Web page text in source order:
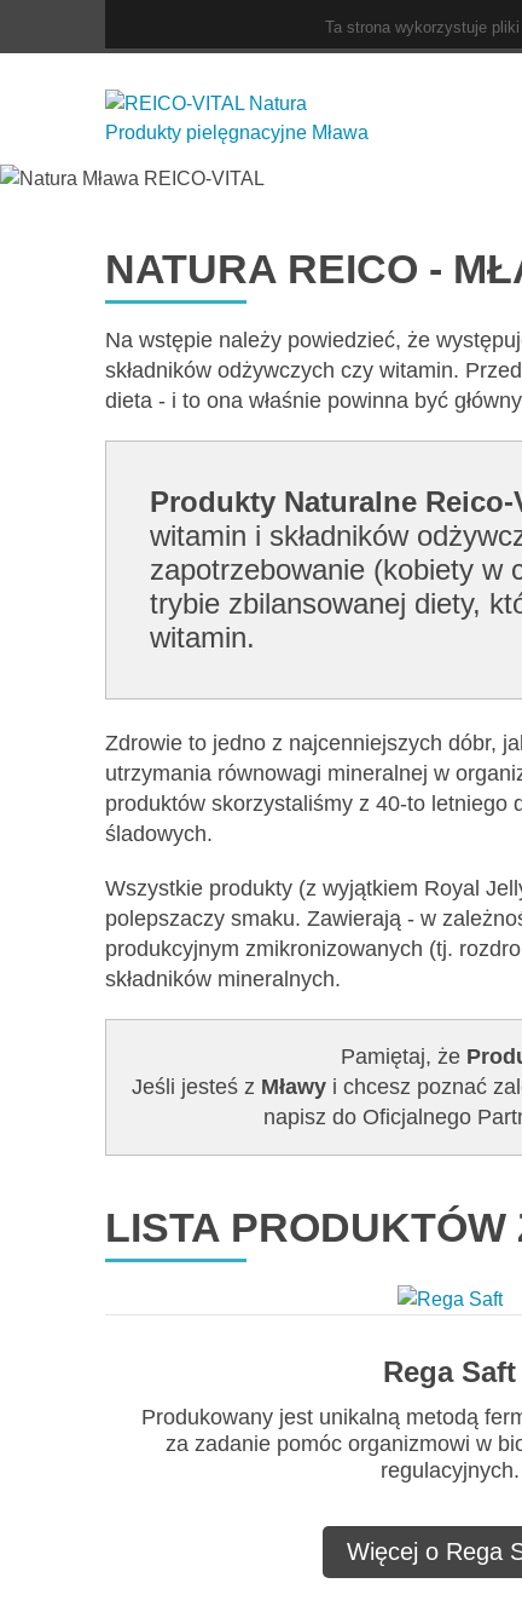
Ta strona wykorzystuje
NATURA REICO -
Na wstępie należy powiedzieć, że
składników odżywczych czy witamin.
dieta - i to ona właśnie powinna być
Produkty Naturalne Reico-
witamin i składników
zapotrzebowanie (kobiety w
trybie zbilansowanej diety,
witamin.
Zdrowie to jedno z najcenniejszych dóbr,
utrzymania równowagi mineralnej w
produktów skorzystaliśmy z 40-to letniego
śladowych.
Wszystkie produkty (z wyjątkiem Royal
polepszaczy smaku. Zawierają - w
produkcyjnym zmikronizowanych (tj.
składników mineralnych.
Pamiętaj, że
Jeśli jesteś z Mławy i chcesz poznać
napisz do Oficjalnego
LISTA
Rega Saft
Produkowany jest unikalną metodą
za zadanie pomóc organizmowi w
regulacyjnych.
Więcej o Rega